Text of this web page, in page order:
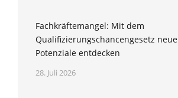
Fachkräftemangel: Mit dem
Qualifizierungschancengesetz neue
Potenziale entdecken
28. Juli 2026